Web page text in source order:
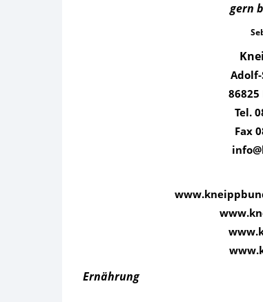
gern
Adolf-
Tel.
Fax
Ernährung